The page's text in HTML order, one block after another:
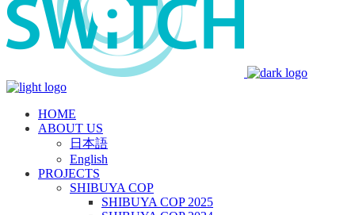
HOME
ABOUT US
日本語
English
PROJECTS
SHIBUYA COP
SHIBUYA COP 2025